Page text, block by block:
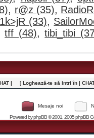
, r@z (35),
(33),
tff (48),tibi_tibi
| [ Loghează-te să intri în |
Mesaje noi
Powered byphpBB© 2001, 2005 phpBB